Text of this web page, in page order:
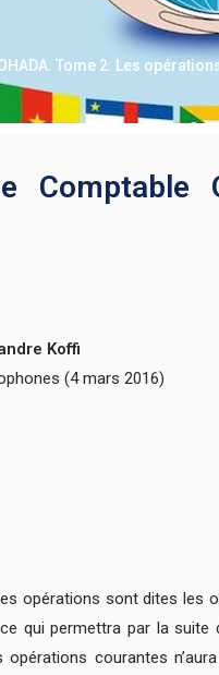
Tome 2: Les
Comptable
Koffi
(4 mars 2016)
opérations sont dites les
qui permettra par la
opérations courantes